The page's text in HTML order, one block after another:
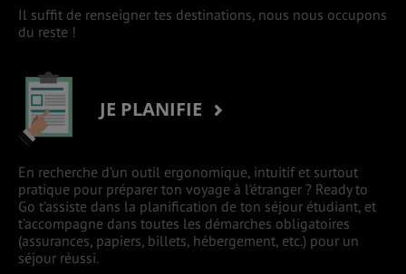
Il suffit de renseigner tes destinations, nous nous occupons
du reste !
JE PLANIFIE
En recherche d’un outil ergonomique, intuitif et surtout
pratique pour préparer ton voyage à l’étranger ? Ready to
Go t’assiste dans la planification de ton séjour étudiant, et
t’accompagne dans toutes les démarches obligatoires
(assurances, papiers, billets, hébergement, etc.) pour un
séjour réussi.